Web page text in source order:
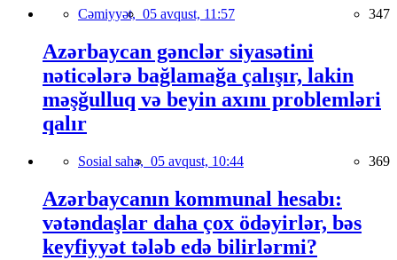
Cəmiyyət, 05 avqust, 11:57 347
Azərbaycan gənclər siyasətini
nəticələrə bağlamağa çalışır, lakin
məşğulluq və beyin axını problemləri
qalır
Sosial sahə, 05 avqust, 10:44 369
Azərbaycanın kommunal hesabı:
vətəndaşlar daha çox ödəyirlər, bəs
keyfiyyət tələb edə bilirlərmi?